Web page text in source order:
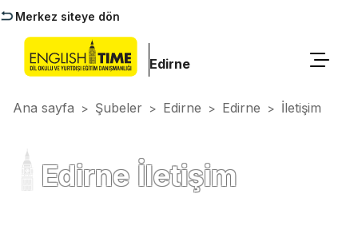
Merkez siteye dön
Edirne
Ana sayfa > Şubeler > Edirne > Edirne > İletişim
Edirne İletişim